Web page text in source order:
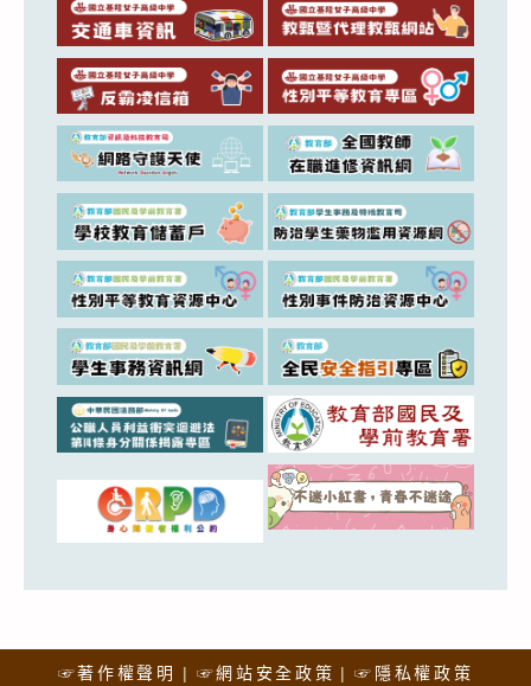
☞著作權聲明 ☞網站安全政策 ☞隱私權政策